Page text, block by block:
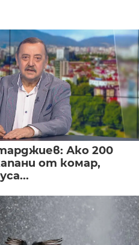
Ако 200
от комар,